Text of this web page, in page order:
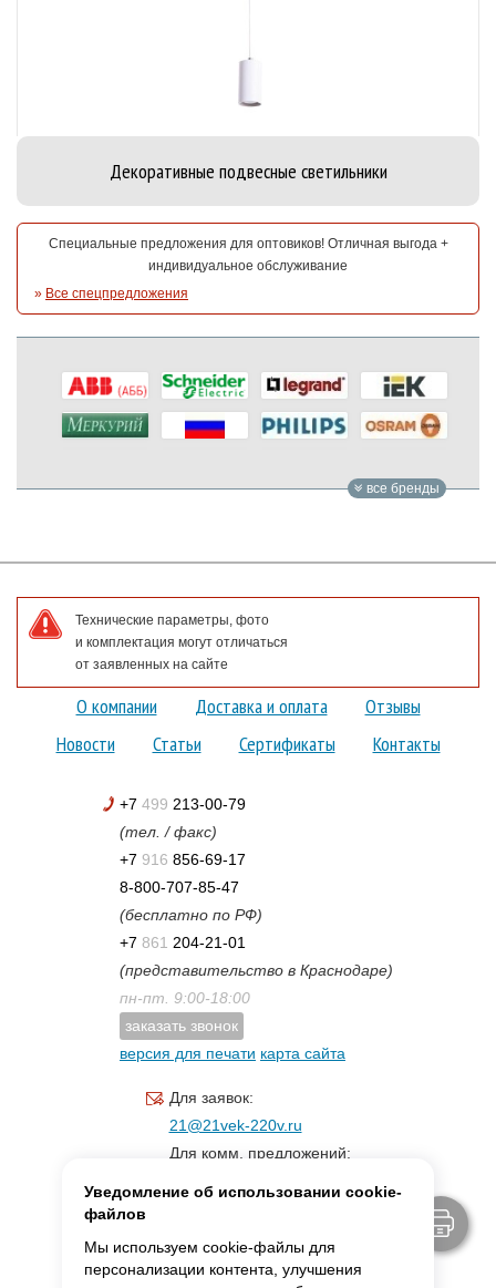
Декоративные подвесные светильники
Специальные предложения для оптовиков! Отличная выгода +
индивидуальное обслуживание
» Все спецпредложения
все бренды
Технические параметры, фото
и комплектация могут отличаться
от заявленных на сайте
О компании Доставка и оплата
Отзывы
Новости
Статьи Сертификаты Контакты
+7 499 213-00-79
(тел. / факс)
+7 916 856-69-17
8-800-707-85-47
(бесплатно по РФ)
+7 861 204-21-01
(представительство в Краснодаре)
пн-пт. 9:00-18:00
заказать звонок
версия для печати карта сайта
Для заявок:
21@21vek-220v.ru
Для комм. предложений:
Уведомление об использовании cookie-
файлов
Мы используем cookie-файлы для
персонализации контента, улучшения